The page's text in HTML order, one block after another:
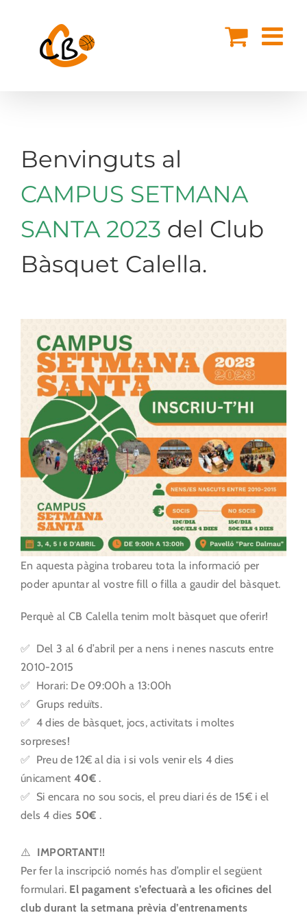
Benvinguts al
CAMPUS SETMANA
SANTA 2023 del Club
Bàsquet Calella.
En aquesta pàgina trobareu tota la informació per
poder apuntar al vostre fill o filla a gaudir del bàsquet.
Perquè al CB Calella tenim molt bàsquet que oferir!
✅ Del 3 al 6 d’abril per a nens i nenes nascuts entre
2010-2015
✅ Horari: De 09:00h a 13:00h⁣
✅ Grups reduïts.⁣
✅ 4 dies de bàsquet, jocs, activitats i moltes
sorpreses!⁣
✅ Preu de 12€ al dia i si vols venir els 4 dies
únicament 40€.⁣⁣
✅ Si encara no sou socis, el preu diari és de 15€ i el
dels 4 dies 50€ .⁣⁣
⚠️ IMPORTANT⁣!!
Per fer la inscripció només has d’omplir el següent
formulari. El pagament s’efectuarà a les oficines del
club durant la setmana prèvia d’entrenaments